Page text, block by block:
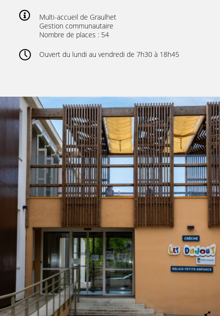
Multi-accueil de Graulhet
Gestion communautaire
Nombre de places : 54
Ouvert du lundi au vendredi de 7h30 à 18h45